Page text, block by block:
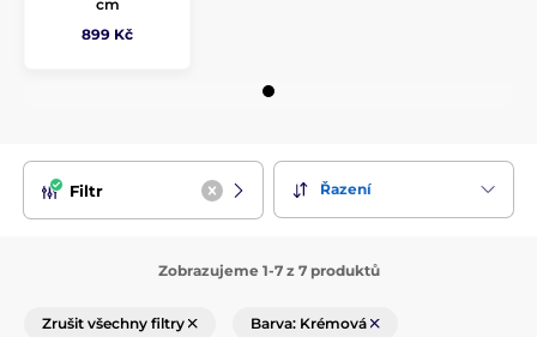
cm
899 Kč
Filtr Řazení
Zobrazujeme 1-7 z 7 produktů
Zrušit všechny filtry Barva: Krémová